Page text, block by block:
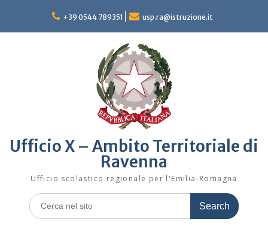
content
+39 0544 789351 usp.ra@istruzione.it
Ufficio X – Ambito Territoriale di
Ravenna
Ufficio scolastico regionale per l'Emilia-Romagna
Search
for: